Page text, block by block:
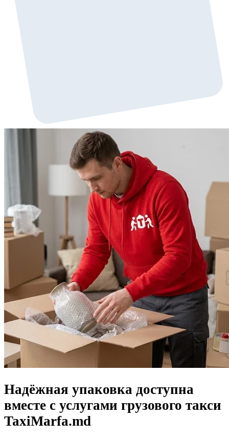
Надёжная упаковка доступна
вместе с услугами грузового такси
TaxiMarfa.md